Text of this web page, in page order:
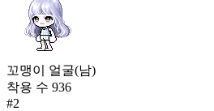
꼬맹이 얼굴(남)
착용 수 936
#2